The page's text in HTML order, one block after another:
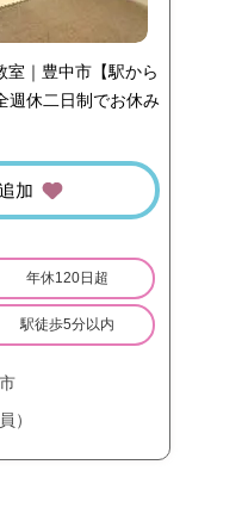
室｜豊中市【駅から
週休二日制でお休み
加
年休120日超
駅徒歩5分以内
）